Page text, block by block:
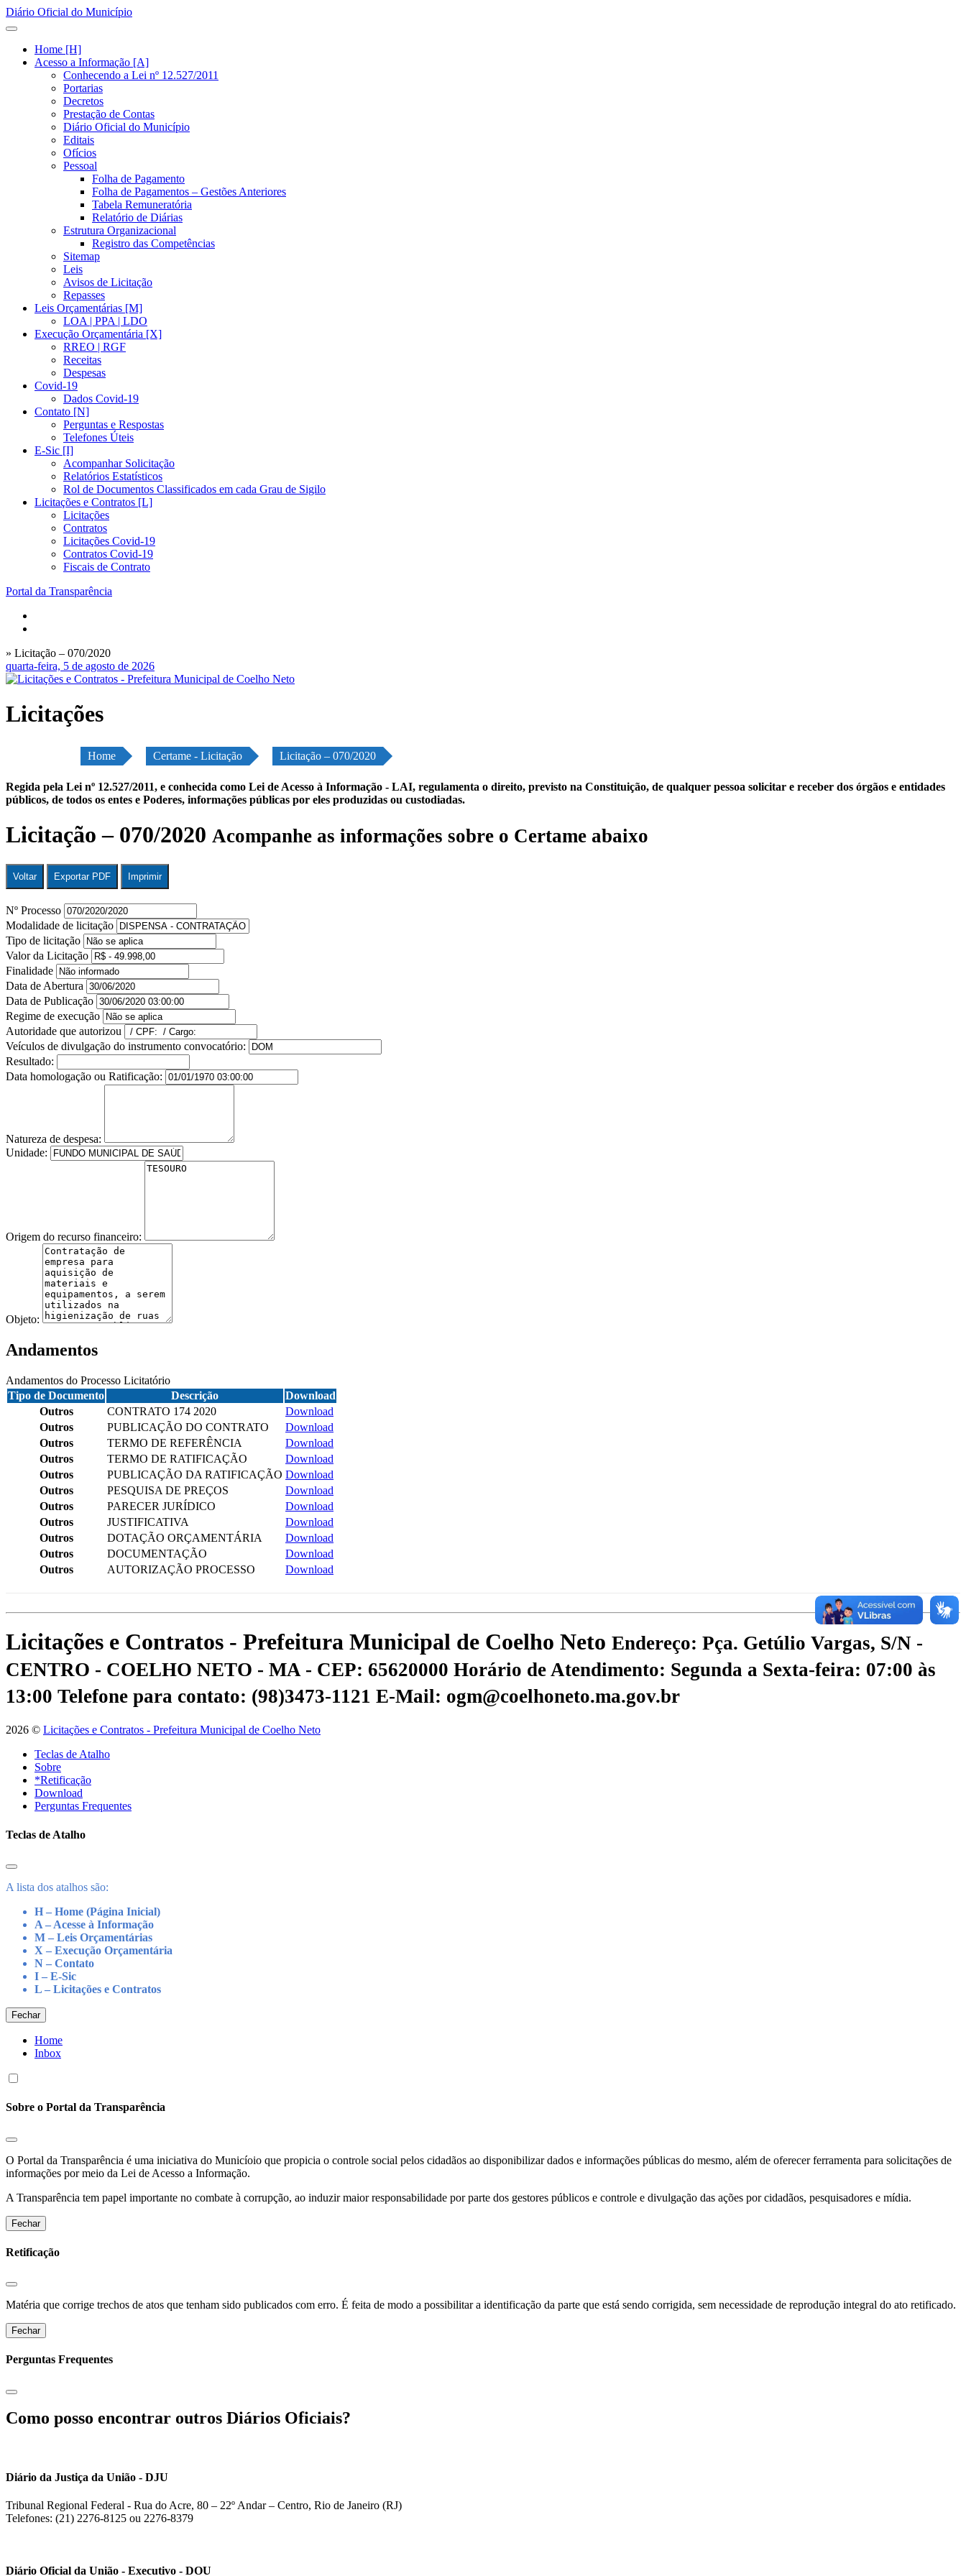
Diário Oficial do Município
Home [H]
Acesso a Informação [A]
Conhecendo a Lei nº 12.527/2011
Portarias
Decretos
Prestação de Contas
Diário Oficial do Município
Editais
Ofícios
Pessoal
Folha de Pagamento
Folha de Pagamentos – Gestões Anteriores
Tabela Remuneratória
Relatório de Diárias
Estrutura Organizacional
Registro das Competências
Sitemap
Leis
Avisos de Licitação
Repasses
Leis Orçamentárias [M]
LOA | PPA | LDO
Execução Orçamentária [X]
RREO | RGF
Receitas
Despesas
Covid-19
Dados Covid-19
Contato [N]
Perguntas e Respostas
Telefones Úteis
E-Sic [I]
Acompanhar Solicitação
Relatórios Estatísticos
Rol de Documentos Classificados em cada Grau de Sigilo
Licitações e Contratos [L]
Licitações
Contratos
Licitações Covid-19
Contratos Covid-19
Fiscais de Contrato
Portal da Transparência
» Licitação – 070/2020
quarta-feira, 5 de agosto de 2026
Licitações
Home Certame - Licitação Licitação – 070/2020
Regida pela Lei nº 12.527/2011, e conhecida como Lei de Acesso à Informação - LAI, regulamenta o direito, previsto na Constituição, de qualquer pessoa solicitar e receber dos órgãos e entidades
públicos, de todos os entes e Poderes, informações públicas por eles produzidas ou custodiadas.
Licitação – 070/2020 Acompanhe as informações sobre o Certame abaixo
Voltar Exportar PDF Imprimir
Nº Processo
Modalidade de licitação
Tipo de licitação
Valor da Licitação
Finalidade
Data de Abertura
Data de Publicação
Regime de execução
Autoridade que autorizou
Veículos de divulgação do instrumento convocatório:
Resultado:
Data homologação ou Ratificação:
Natureza de despesa:
Unidade:
Origem do recurso financeiro:
Objeto:
Andamentos
Andamentos do Processo Licitatório
Tipo de Documento
Descrição
Download
Outros
CONTRATO 174 2020
Download
Outros
PUBLICAÇÃO DO CONTRATO
Download
Outros
TERMO DE REFERÊNCIA
Download
Outros
TERMO DE RATIFICAÇÃO
Download
Outros
PUBLICAÇÃO DA RATIFICAÇÃO Download
Outros
PESQUISA DE PREÇOS
Download
Outros
PARECER JURÍDICO
Download
Outros
JUSTIFICATIVA
Download
Outros
DOTAÇÃO ORÇAMENTÁRIA
Download
Outros
DOCUMENTAÇÃO
Download
Outros
AUTORIZAÇÃO PROCESSO Download
Licitações e Contratos - Prefeitura Municipal de Coelho Neto Endereço: Pça. Getúlio Vargas, S/N -
CENTRO - COELHO NETO - MA - CEP: 65620000 Horário de Atendimento: Segunda a Sexta-feira: 07:00 às
13:00 Telefone para contato: (98)3473-1121 E-Mail: ogm@coelhoneto.ma.gov.br
2026 © Licitações e Contratos - Prefeitura Municipal de Coelho Neto
Teclas de Atalho
Sobre
*Retificação
Download
Perguntas Frequentes
Teclas de Atalho
A lista dos atalhos são:
H – Home (Página Inicial)
A – Acesse à Informação
M – Leis Orçamentárias
X – Execução Orçamentária
N – Contato
I – E-Sic
L – Licitações e Contratos
Fechar
Home
Inbox
Sobre o Portal da Transparência
O Portal da Transparência é uma iniciativa do Municíoio que propicia o controle social pelos cidadãos ao disponibilizar dados e informações públicas do mesmo, além de oferecer ferramenta para solicitações de
informações por meio da Lei de Acesso a Informação.
A Transparência tem papel importante no combate à corrupção, ao induzir maior responsabilidade por parte dos gestores públicos e controle e divulgação das ações por cidadãos, pesquisadores e mídia.
Fechar
Retificação
Matéria que corrige trechos de atos que tenham sido publicados com erro. É feita de modo a possibilitar a identificação da parte que está sendo corrigida, sem necessidade de reprodução integral do ato retificado.
Fechar
Perguntas Frequentes
Como posso encontrar outros Diários Oficiais?
Diário da Justiça da União - DJU
Tribunal Regional Federal - Rua do Acre, 80 – 22º Andar – Centro, Rio de Janeiro (RJ)
Telefones: (21) 2276-8125 ou 2276-8379
Diário Oficial da União - Executivo - DOU